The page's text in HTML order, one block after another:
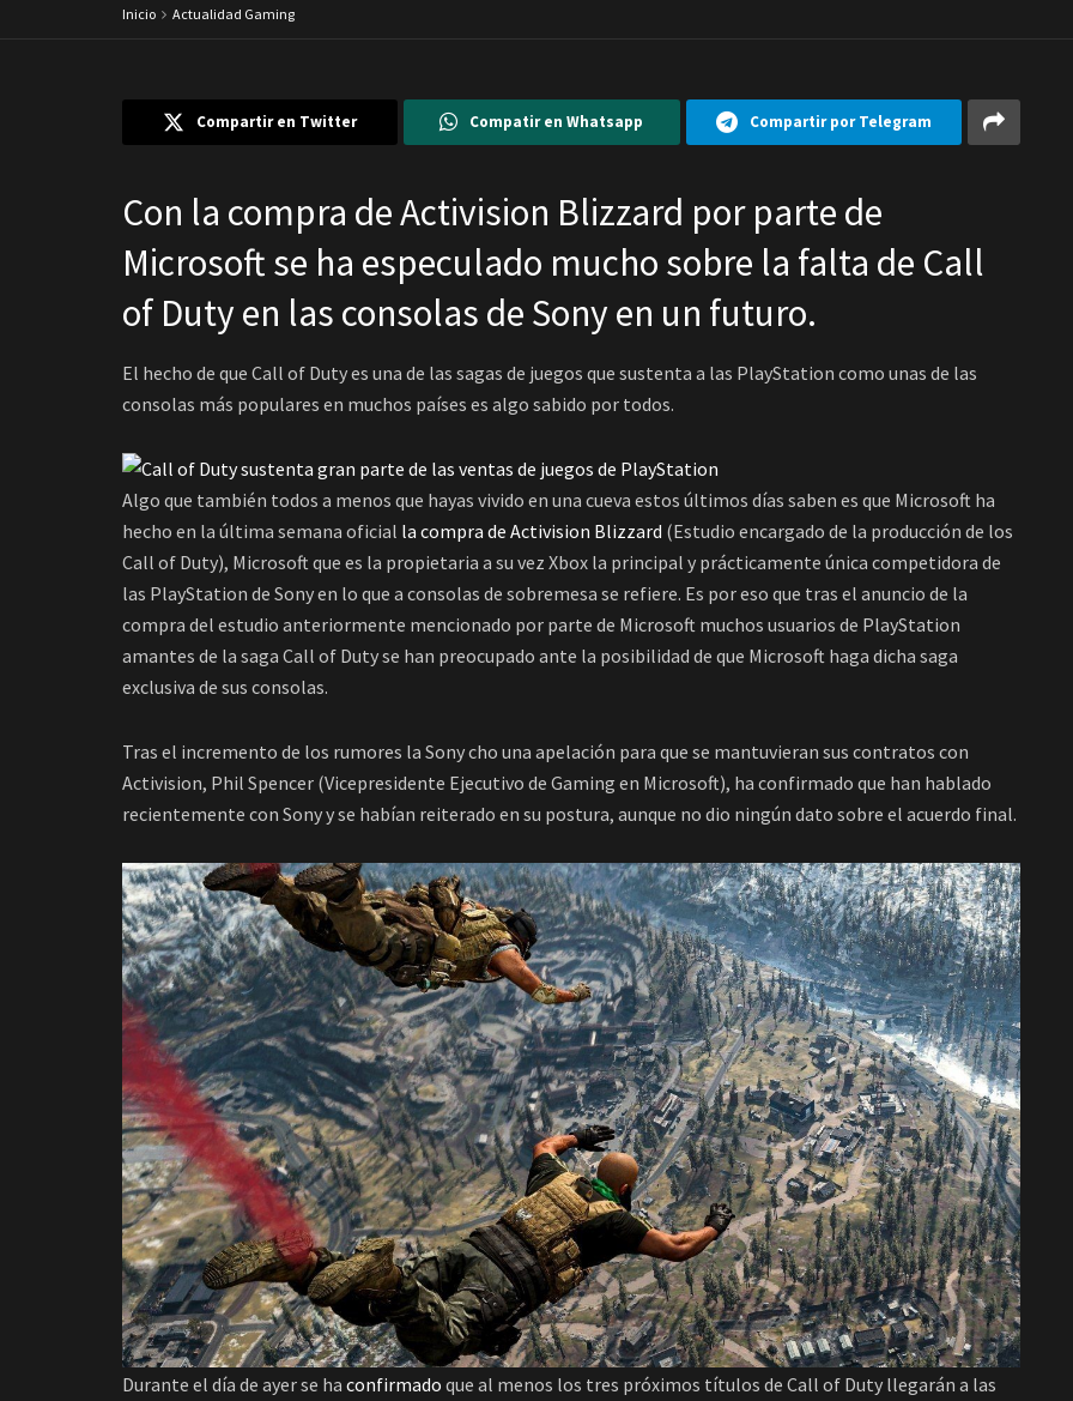
Inicio Actualidad Gaming
Compartir en Twitter Compatir en Whatsapp Compartir por Telegram
Con la compra de Activision Blizzard por parte de
Microsoft se ha especulado mucho sobre la falta de Call
of Duty en las consolas de Sony en un futuro.
El hecho de que Call of Duty es una de las sagas de juegos que sustenta a las PlayStation como unas de las
consolas más populares en muchos países es algo sabido por todos.
Algo que también todos a menos que hayas vivido en una cueva estos últimos días saben es que Microsoft ha
hecho en la última semana oficial la compra de Activision Blizzard (Estudio encargado de la producción de los
Call of Duty), Microsoft que es la propietaria a su vez Xbox la principal y prácticamente única competidora de
las PlayStation de Sony en lo que a consolas de sobremesa se refiere. Es por eso que tras el anuncio de la
compra del estudio anteriormente mencionado por parte de Microsoft muchos usuarios de PlayStation
amantes de la saga Call of Duty se han preocupado ante la posibilidad de que Microsoft haga dicha saga
exclusiva de sus consolas.
Tras el incremento de los rumores la Sony cho una apelación para que se mantuvieran sus contratos con
Activision, Phil Spencer (Vicepresidente Ejecutivo de Gaming en Microsoft), ha confirmado que han hablado
recientemente con Sony y se habían reiterado en su postura, aunque no dio ningún dato sobre el acuerdo final.
Durante el día de ayer se ha confirmado que al menos los tres próximos títulos de Call of Duty llegarán a las